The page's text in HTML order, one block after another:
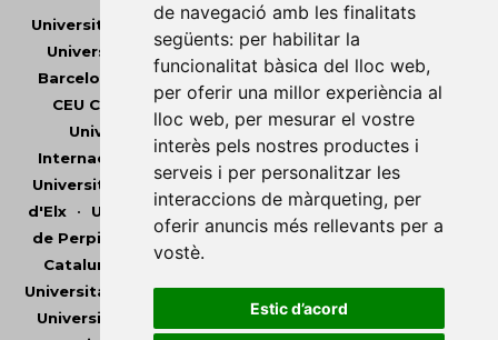
de navegació amb les finalitats
següents: per habilitar la
funcionalitat bàsica del lloc web,
per oferir una millor experiència al
lloc web, per mesurar el vostre
interès pels nostres productes i
serveis i per personalitzar les
interaccions de màrqueting, per
oferir anuncis més rellevants per a
vostè.
Estic d’acord
Universitat Abat Oliba CEU•Universitat d'Alacant
Universitat d'Andorra•Universitat Autònoma de
Barcelona
Universitat de Barcelona•Universitat
CEU Cardenal Herrera•Universitat de Girona •
Universitat de les Illes Balears•
Universitat
Internacional de Catalunya•Universitat Jaume I
Universitat de Lleida• Universitat Miguel Hernández
d'Elx• Universitat Oberta de Catalunya•Universitat
de Perpinyà Via Domitia•Universitat Politècnica de
Catalunya
Universitat Politècnica de València
Universitat Pompeu Fabra•Universitat Ramon Llull
Universitat Rovira i Virgili
•Universitat de Sàsser